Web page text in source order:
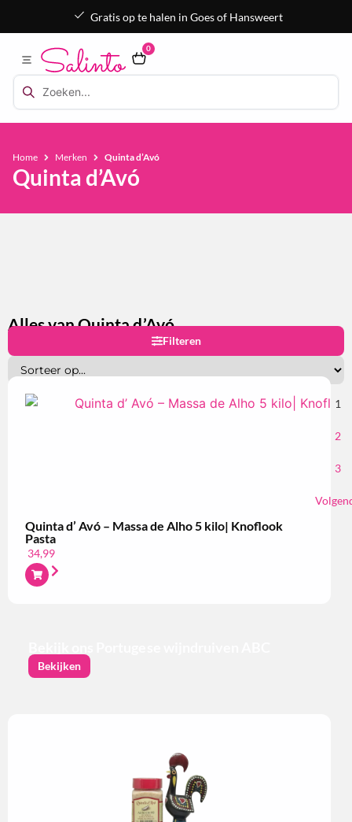
Gratis op te halen in Goes of Hansweert
0
Home Merken Quinta d’Avó
Quinta d’Avó
Alles van Quinta d’Avó
Filteren
Quinta d’ Avó – Massa de Alho 5 kilo| Knoflook
Pasta
34,99
Bekijken
1
2
3